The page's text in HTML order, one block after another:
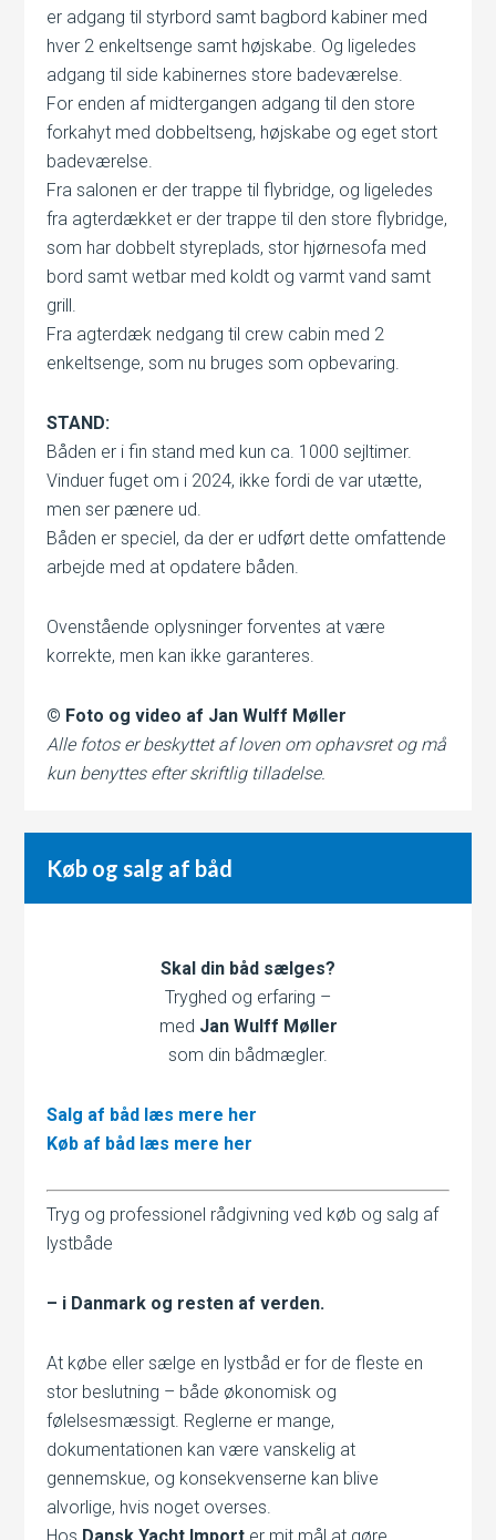
er adgang til styrbord samt bagbord kabiner med
hver 2 enkeltsenge samt højskabe. Og ligeledes
adgang til side kabinernes store badeværelse.
For enden af midtergangen adgang til den store
forkahyt med dobbeltseng, højskabe og eget stort
badeværelse.
Fra salonen er der trappe til flybridge, og ligeledes
fra agterdækket er der trappe til den store flybridge,
som har dobbelt styreplads, stor hjørnesofa med
bord samt wetbar med koldt og varmt vand samt
grill.
Fra agterdæk nedgang til crew cabin med 2
enkeltsenge, som nu bruges som opbevaring.
STAND:
Båden er i fin stand med kun ca. 1000 sejltimer.
Vinduer fuget om i 2024, ikke fordi de var utætte,
men ser pænere ud.
Båden er speciel, da der er udført dette omfattende
arbejde med at opdatere båden.
Ovenstående oplysninger forventes at være
korrekte, men kan ikke garanteres.
© Foto og video af Jan Wulff Møller
Alle fotos er beskyttet af loven om ophavsret og må
kun benyttes efter skriftlig tilladelse.
Køb og salg af båd
Skal din båd sælges?
Tryghed og erfaring –
med Jan Wulff Møller
som din bådmægler.
Salg af båd læs mere her
Køb af båd læs mere her
Tryg og professionel rådgivning ved køb og salg af
lystbåde
– i Danmark og resten af verden.
At købe eller sælge en lystbåd er for de fleste en
stor beslutning – både økonomisk og
følelsesmæssigt. Reglerne er mange,
dokumentationen kan være vanskelig at
gennemskue, og konsekvenserne kan blive
alvorlige, hvis noget overses.